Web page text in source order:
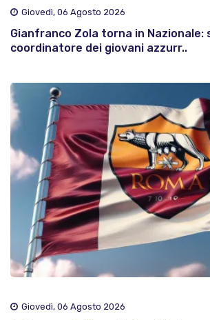
Giovedì, 06 Agosto 2026
Gianfranco Zola torna in Nazionale:
coordinatore dei giovani azzurr..
Giovedì, 06 Agosto 2026